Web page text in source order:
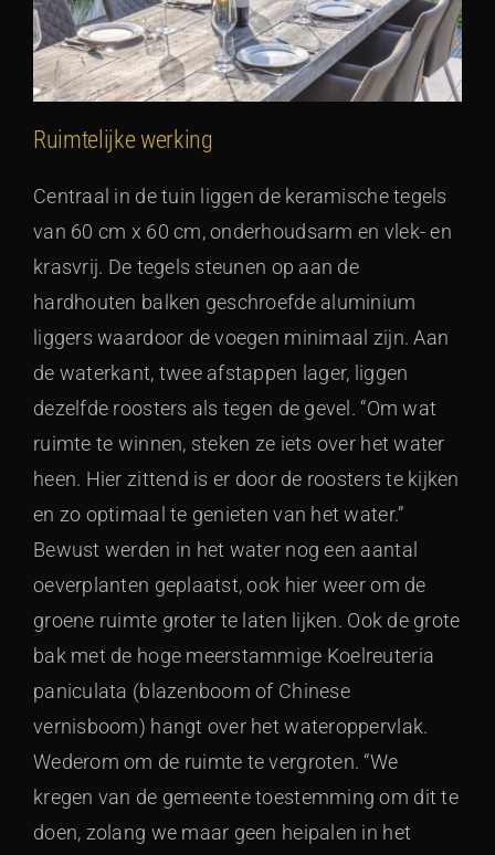
Ruimtelijke werking
Centraal in de tuin liggen de keramische tegels
van 60 cm x 60 cm, onderhoudsarm en vlek- en
krasvrij. De tegels steunen op aan de
hardhouten balken geschroefde aluminium
liggers waardoor de voegen minimaal zijn. Aan
de waterkant, twee afstappen lager, liggen
dezelfde roosters als tegen de gevel. “Om wat
ruimte te winnen, steken ze iets over het water
heen. Hier zittend is er door de roosters te kijken
en zo optimaal te genieten van het water.”
Bewust werden in het water nog een aantal
oeverplanten geplaatst, ook hier weer om de
groene ruimte groter te laten lijken. Ook de grote
bak met de hoge meerstammige Koelreuteria
paniculata (blazenboom of Chinese
vernisboom) hangt over het wateroppervlak.
Wederom om de ruimte te vergroten. “We
kregen van de gemeente toestemming om dit te
doen, zolang we maar geen heipalen in het